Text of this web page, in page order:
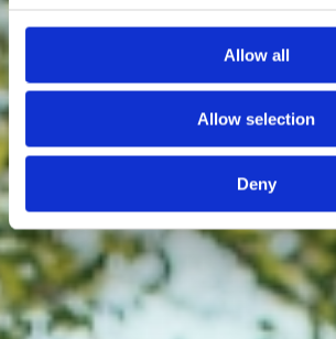
Allow all
Allow selection
Deny